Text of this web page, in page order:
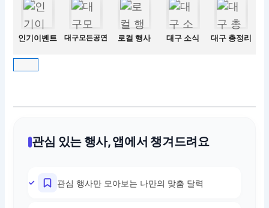
인기이벤트 대구모든공연 로컬 행사 대구 소식 대구 총정리
관심 있는 행사, 앱에서 챙겨드려요
관심 행사만 모아보는 나만의 맞춤 달력